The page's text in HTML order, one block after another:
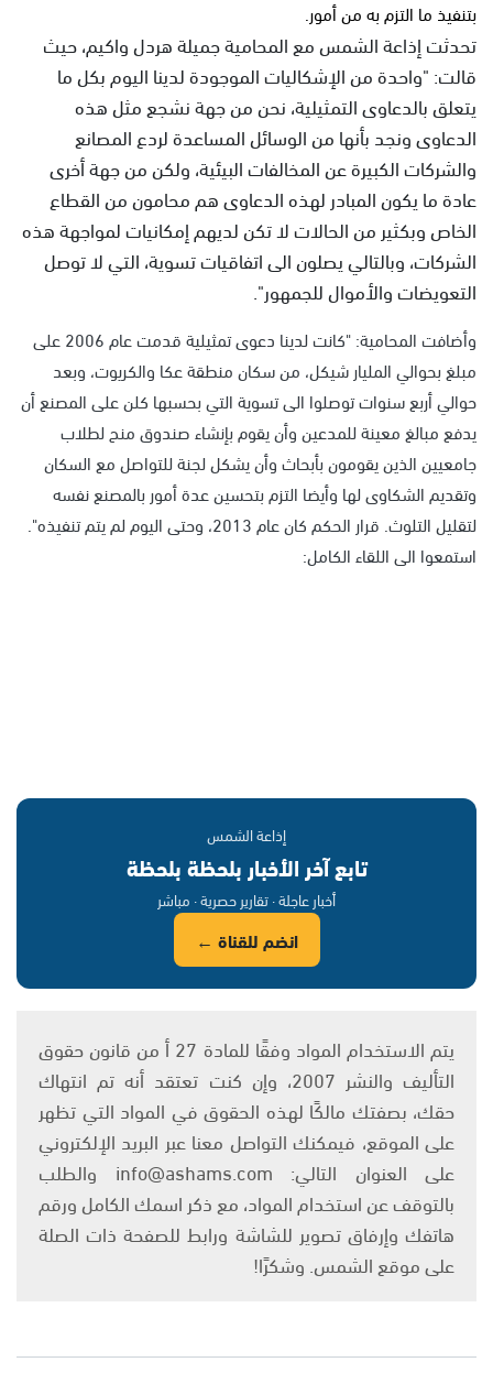
بتنفيذ ما التزم به من أمور.
تحدثت إذاعة الشمس مع المحامية جميلة هردل واكيم، حيث
قالت: "واحدة من الإشكاليات الموجودة لدينا اليوم بكل ما
يتعلق بالدعاوى التمثيلية، نحن من جهة نشجع مثل هذه
الدعاوى ونجد بأنها من الوسائل المساعدة لردع المصانع
والشركات الكبيرة عن المخالفات البيئية، ولكن من جهة أخرى
عادة ما يكون المبادر لهذه الدعاوى هم محامون من القطاع
الخاص وبكثير من الحالات لا تكن لديهم إمكانيات لمواجهة هذه
الشركات، وبالتالي يصلون الى اتفاقيات تسوية، التي لا توصل
التعويضات والأموال للجمهور".
وأضافت المحامية: "كانت لدينا دعوى تمثيلية قدمت عام 2006 على
مبلغ بحوالي المليار شيكل، من سكان منطقة عكا والكريوت، وبعد
حوالي أربع سنوات توصلوا الى تسوية التي بحسبها كلن على المصنع أن
يدفع مبالغ معينة للمدعين وأن يقوم بإنشاء صندوق منح لطلاب
جامعيين الذين يقومون بأبحاث وأن يشكل لجنة للتواصل مع السكان
وتقديم الشكاوى لها وأيضا التزم بتحسين عدة أمور بالمصنع نفسه
لتقليل التلوث. قرار الحكم كان عام 2013، وحتى اليوم لم يتم تنفيذه".
استمعوا الى اللقاء الكامل:
إذاعة الشمس
تابع آخر الأخبار بلحظة بلحظة
أخبار عاجلة · تقارير حصرية · مباشر
انضم للقناة ←
يتم الاستخدام المواد وفقًا للمادة 27 أ من قانون حقوق
التأليف والنشر 2007، وإن كنت تعتقد أنه تم انتهاك
حقك، بصفتك مالكًا لهذه الحقوق في المواد التي تظهر
على الموقع، فيمكنك التواصل معنا عبر البريد الإلكتروني
على العنوان التالي: info@ashams.com والطلب
بالتوقف عن استخدام المواد، مع ذكر اسمك الكامل ورقم
هاتفك وإرفاق تصوير للشاشة ورابط للصفحة ذات الصلة
على موقع الشمس. وشكرًا!